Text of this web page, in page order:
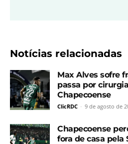
Notícias relacionadas
Max Alves sofre
passa por
Chapecoense
ClicRDC - 9 de agosto de
Chapecoense
fora de casa pela